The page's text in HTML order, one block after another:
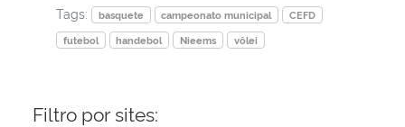
Ministério do Meio Ambiente
Ministério do Desenvolvimento Regional
Tags:
basquete campeonato municipal
CEFD
futebol
handebol Nieems vôlei
Filtro por sites: